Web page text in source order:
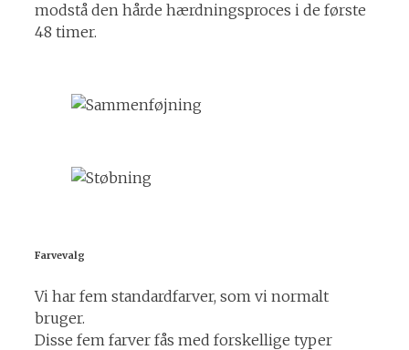
modstå den hårde hærdningsproces i de første
48 timer.
Farvevalg
Vi har fem standardfarver, som vi normalt
bruger.
Disse fem farver fås med forskellige typer